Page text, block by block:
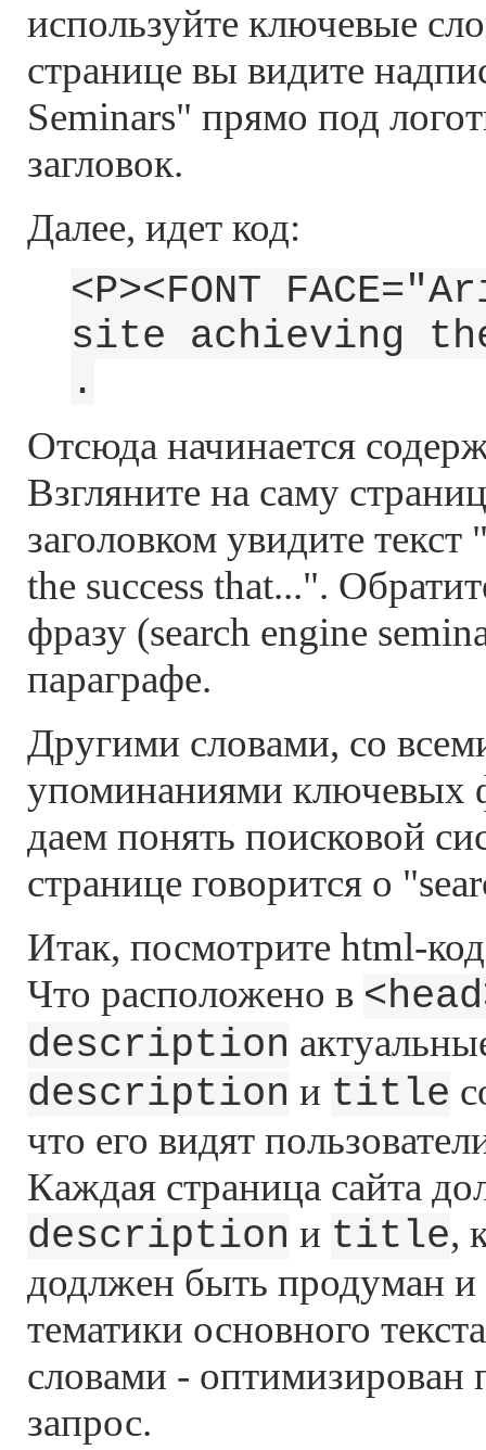
используйте ключевые
странице вы видите
Seminars" прямо под
загловок.
Далее, идет код:
<P><FONT
site achieving
.
Отсюда начинается
Взгляните на саму
заголовком увидите
the success that...".
фразу (search engine
параграфе.
Другими словами, со
упоминаниями ключевых
даем понять поисковой
странице говорится о
Итак, посмотрите html-
Что расположено в
description
description и title
что его видят
Каждая страница сайта
description и title,
додлжен быть продуман и
тематики основного
словами -
запрос.